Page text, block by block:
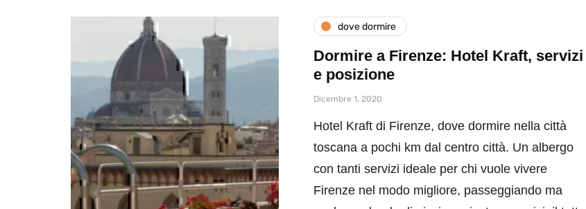
dove dormire
Dormire a Firenze: Hotel Kraft, servizi
e posizione
Dicembre 1, 2020
Hotel Kraft di Firenze, dove dormire nella città
toscana a pochi km dal centro città. Un albergo
con tanti servizi ideale per chi vuole vivere
Firenze nel modo migliore, passeggiando ma